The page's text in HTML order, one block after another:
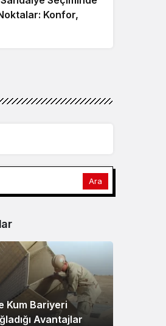
Konfor,
Model Tercihi
Kum Bariyeri
Avantajlar